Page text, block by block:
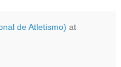
de Atletismo) at